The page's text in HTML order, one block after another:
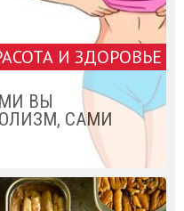
И ЗДОРОВЬЕ
ВЫ
САМИ